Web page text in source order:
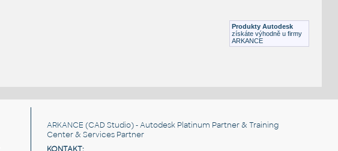
Produkty Autodesk
získáte výhodně u firmy
ARKANCE
ARKANCE (CAD Studio) - Autodesk Platinum Partner & Training
Center & Services Partner